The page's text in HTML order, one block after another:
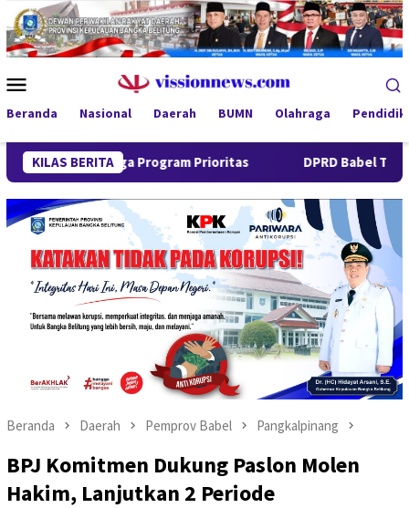
Loncat
ke
konten
Mobile
Beranda Nasional Daerah BUMN Olahraga
KILAS BERITA
Jaga Program Prioritas DPRD Babel Tekankan
Beranda Daerah Pemprov Babel Pangkalpinang
BPJ Komitmen Dukung Paslon Molen
Hakim, Lanjutkan 2 Periode